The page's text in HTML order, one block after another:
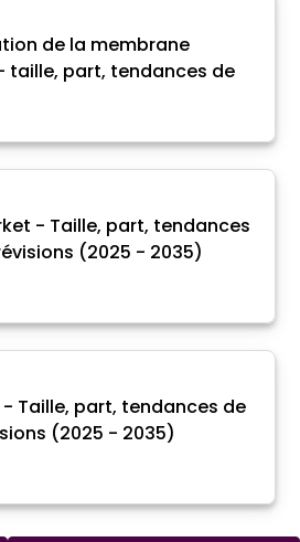
de la membrane
taille, part, tendances de
- Taille, part, tendances
(2025 - 2035)
Taille, part, tendances de
(2025 - 2035)